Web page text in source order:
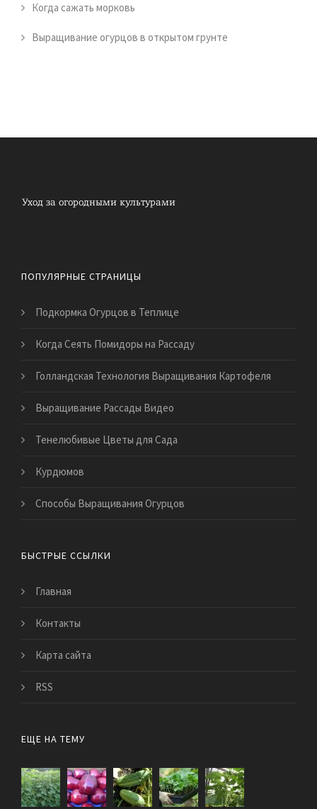
Когда сажать морковь
Выращивание огурцов в открытом грунте
ПОПУЛЯРНЫЕ СТРАНИЦЫ
Подкормка Огурцов в Теплице
Когда Сеять Помидоры на Рассаду
Голландская Технология Выращивания Картофеля
Выращивание Рассады Видео
Тенелюбивые Цветы для Сада
Курдюмов
Способы Выращивания Огурцов
БЫСТРЫЕ ССЫЛКИ
Главная
Контакты
Карта сайта
RSS
ЕЩЕ НА ТЕМУ